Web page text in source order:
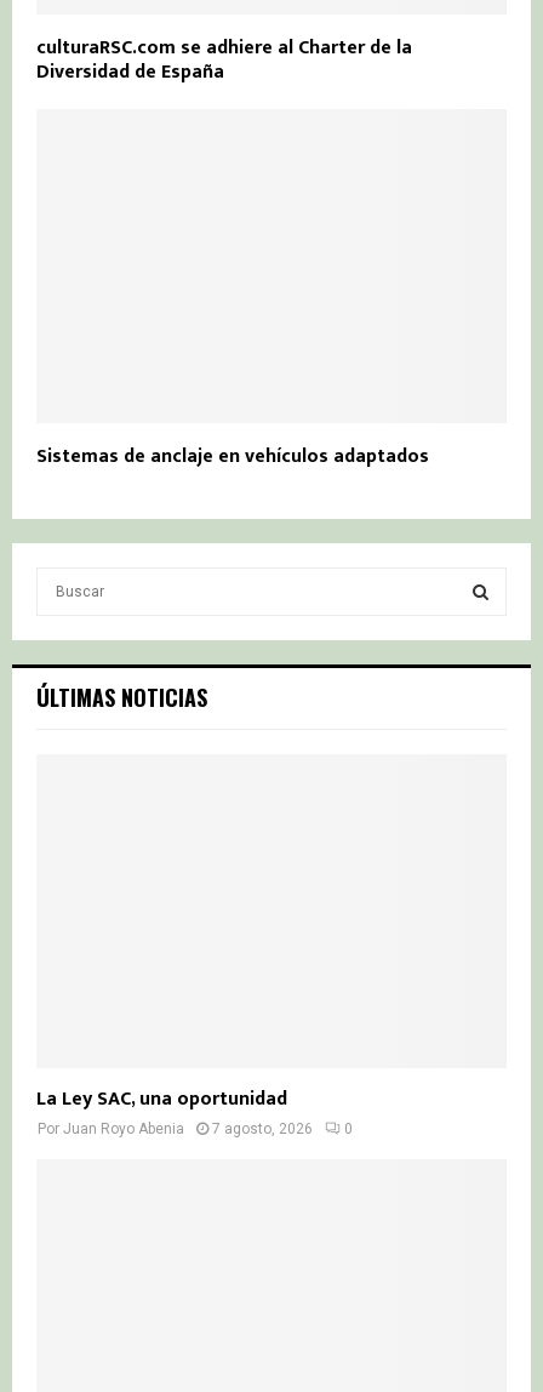
culturaRSC.com se adhiere al Charter de la
Diversidad de España
Sistemas de anclaje en vehículos adaptados
c
h
S
ÚLTIMAS NOTICIAS
La Ley SAC, una oportunidad
Por Juan Royo Abenia 7 agosto, 2026 0